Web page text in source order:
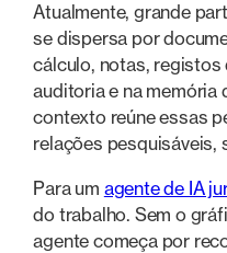
Atualmente, grande
se dispersa por
cálculo, notas,
auditoria e na
contexto reúne essas
relações pesquisáveis,
Para um agente de IA
do trabalho. Sem o
agente começa por